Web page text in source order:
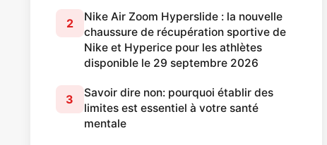
2
Nike Air Zoom Hyperslide : la nouvelle
chaussure de récupération sportive de
Nike et Hyperice pour les athlètes
disponible le 29 septembre 2026
3
Savoir dire non: pourquoi établir des
limites est essentiel à votre santé
mentale